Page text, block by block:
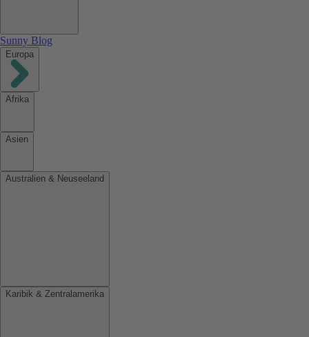
Sunny Blog
Europa
Afrika
Asien
Australien & Neuseeland
Karibik & Zentralamerika